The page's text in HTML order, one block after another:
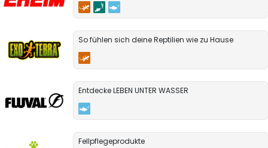
So fühlen sich deine Reptilien wie zu Hause
Entdecke LEBEN UNTER WASSER
Fellpflegeprodukte